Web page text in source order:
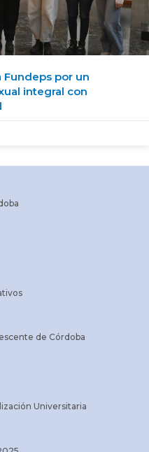
Fundeps por un
integral con
de Córdoba
Universitaria